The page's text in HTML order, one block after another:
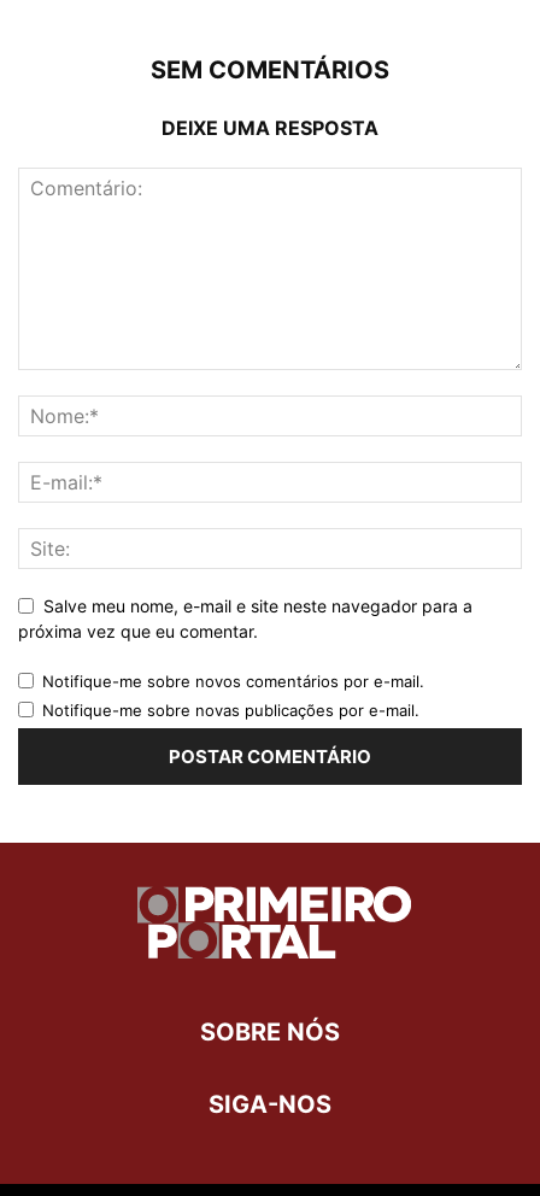
SEM COMENTÁRIOS
DEIXE UMA RESPOSTA
Salve meu nome, e-mail e site neste navegador para a
próxima vez que eu comentar.
Notifique-me sobre novos comentários por e-mail.
Notifique-me sobre novas publicações por e-mail.
SOBRE NÓS
SIGA-NOS